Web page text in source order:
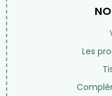
Les